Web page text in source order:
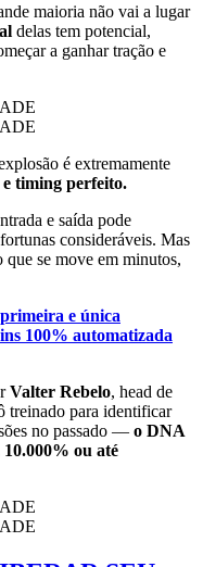
maioria não vai a lugar
delas tem potencial,
a ganhar tração e
é extremamente
e timing perfeito.
e saída pode
consideráveis. Mas
que se move em minutos,
e única
100% automatizada
Valter Rebelo, head de
treinado para identificar
no passado — o DNA
ou até